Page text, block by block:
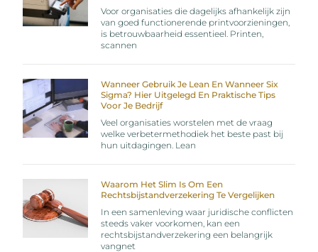
Voor organisaties die dagelijks afhankelijk zijn
van goed functionerende printvoorzieningen,
is betrouwbaarheid essentieel. Printen,
scannen
Wanneer Gebruik Je Lean En Wanneer Six
Sigma? Hier Uitgelegd En Praktische Tips
Voor Je Bedrijf
Veel organisaties worstelen met de vraag
welke verbetermethodiek het beste past bij
hun uitdagingen. Lean
Waarom Het Slim Is Om Een
Rechtsbijstandverzekering Te Vergelijken
In een samenleving waar juridische conflicten
steeds vaker voorkomen, kan een
rechtsbijstandverzekering een belangrijk
vangnet